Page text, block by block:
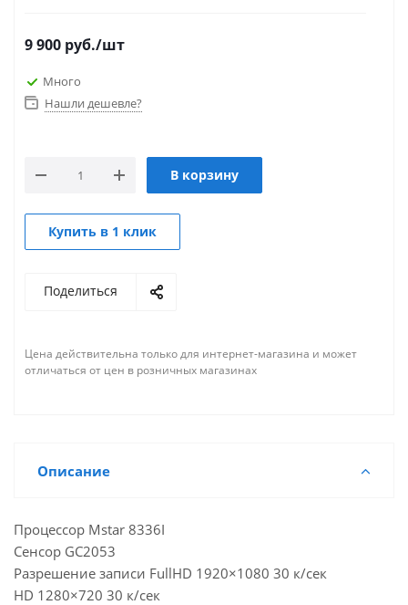
9 900 руб./шт
Много
Нашли дешевле?
В корзину
Купить в 1 клик
Поделиться
Цена действительна только для интернет-магазина и может
отличаться от цен в розничных магазинах
Описание
Процессор Mstar 8336I
Сенсор GC2053
Разрешение записи FullHD 1920×1080 30 к/сек
HD 1280×720 30 к/сек